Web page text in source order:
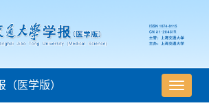
导
航
（医学版）